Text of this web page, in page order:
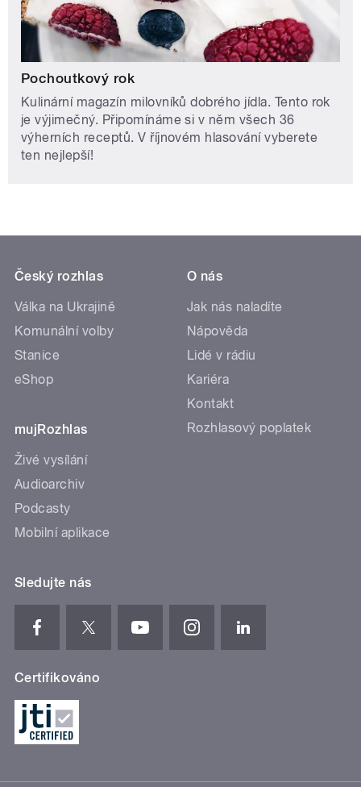
Pochoutkový rok
Kulinární magazín milovníků dobrého jídla. Tento rok
je výjimečný. Připomínáme si v něm všech 36
výherních receptů. V říjnovém hlasování vyberete
ten nejlepší!
Český rozhlas
Válka na Ukrajině
Komunální volby
Stanice
eShop
mujRozhlas
Živé vysílání
Audioarchiv
Podcasty
Mobilní aplikace
O nás
Jak nás naladíte
Nápověda
Lidé v rádiu
Kariéra
Kontakt
Rozhlasový poplatek
Sledujte nás
Certifikováno